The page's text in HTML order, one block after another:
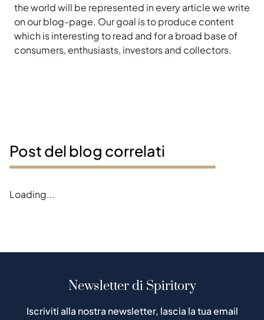
the world will be represented in every article we write
on our blog-page. Our goal is to produce content
which is interesting to read and for a broad base of
consumers, enthusiasts, investors and collectors.
Post del blog correlati
Loading...
Newsletter di Spiritory
Iscriviti alla nostra newsletter, lascia la tua email